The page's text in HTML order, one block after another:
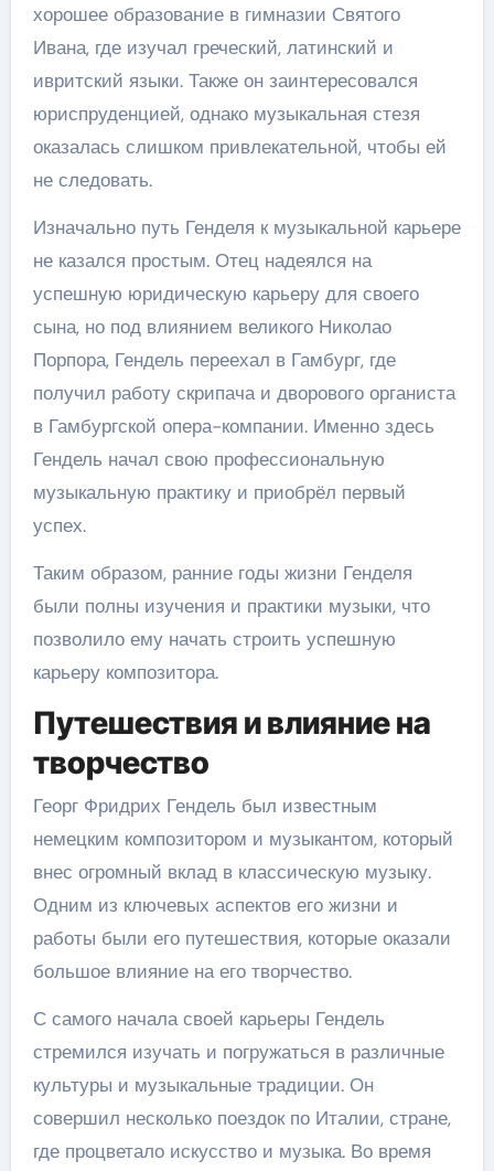
хорошее образование в гимназии Святого
Ивана, где изучал греческий, латинский и
ивритский языки. Также он заинтересовался
юриспруденцией, однако музыкальная стезя
оказалась слишком привлекательной, чтобы ей
не следовать.
Изначально путь Генделя к музыкальной карьере
не казался простым. Отец надеялся на
успешную юридическую карьеру для своего
сына, но под влиянием великого Николао
Порпора, Гендель переехал в Гамбург, где
получил работу скрипача и дворового органиста
в Гамбургской опера-компании. Именно здесь
Гендель начал свою профессиональную
музыкальную практику и приобрёл первый
успех.
Таким образом, ранние годы жизни Генделя
были полны изучения и практики музыки, что
позволило ему начать строить успешную
карьеру композитора.
Путешествия и влияние на
творчество
Георг Фридрих Гендель был известным
немецким композитором и музыкантом, который
внес огромный вклад в классическую музыку.
Одним из ключевых аспектов его жизни и
работы были его путешествия, которые оказали
большое влияние на его творчество.
С самого начала своей карьеры Гендель
стремился изучать и погружаться в различные
культуры и музыкальные традиции. Он
совершил несколько поездок по Италии, стране,
где процветало искусство и музыка. Во время